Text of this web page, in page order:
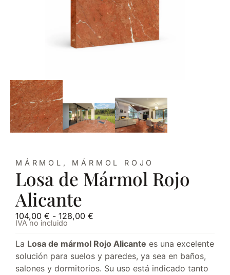
MÁRMOL , MÁRMOL ROJO
Losa de Mármol Rojo
Alicante
104,00 € - 128,00 €
IVA no incluido
La Losa de mármol Rojo Alicante es una excelente
solución para suelos y paredes, ya sea en baños,
salones y dormitorios. Su uso está indicado tanto